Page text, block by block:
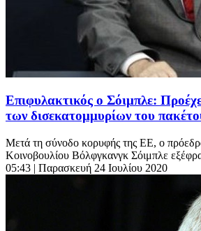
Επιφυλακτικός ο Σόιμπλε:
των δισεκατομμυρίων του
Μετά τη σύνοδο κορυφής της ΕΕ, ο
Κοινοβουλίου Βόλφγκανγκ Σόιμπλε
05:43 | Παρασκευή 24 Ιουλίου 2020